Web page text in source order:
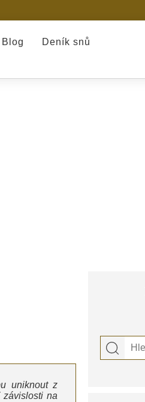
Blog Deník snů
uniknout z
na